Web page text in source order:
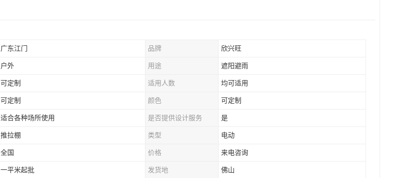
广东江门 品牌 欣兴旺
户外 用途 遮阳避雨
可定制 适用人数 均可适用
可定制 颜色 可定制
适合各种场所使用 是否提供设计服务 是
推拉棚 类型 电动
全国 价格 来电咨询
一平米起批 发货地 佛山